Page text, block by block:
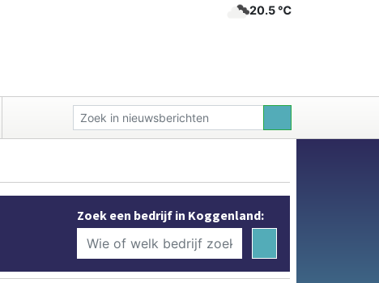
20.5 ℃
Zoek een bedrijf in Koggenland: